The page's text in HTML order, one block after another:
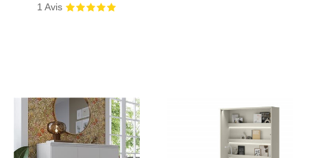
1 Avis